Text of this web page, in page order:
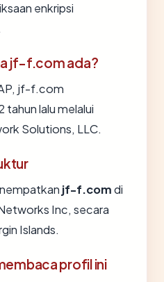
enkripsi
jf-f.com ada?
jf-f.com
lalu melalui
Solutions, LLC.
jf-f.comdi
Inc, secara
Islands.
profil ini